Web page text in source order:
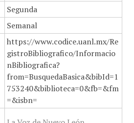
Segunda
Semanal
https://www.codice.uanl.mx/Re
gistroBibliografico/Informacio
nBibliografica?
from=BusquedaBasica&bibId=1
753240&biblioteca=0&fb=&fm
=&isbn=